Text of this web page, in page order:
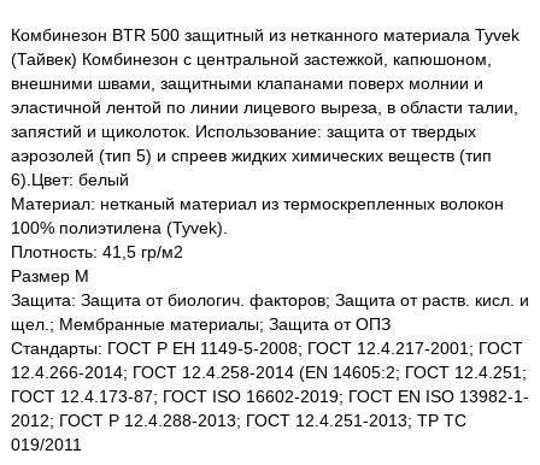
Комбинезон BTR 500 защитный из нетканного материала Tyvek
(Тайвек) Комбинезон с центральной застежкой, капюшоном,
внешними швами, защитными клапанами поверх молнии и
эластичной лентой по линии лицевого выреза, в области талии,
запястий и щиколоток. Использование: защита от твердых
аэрозолей (тип 5) и спреев жидких химических веществ (тип
6).Цвет: белый
Материал: нетканый материал из термоскрепленных волокон
100% полиэтилена (Tyvek).
Плотность: 41,5 гр/м2
Размер M
Защита: Защита от биологич. факторов; Защита от раств. кисл. и
щел.; Мембранные материалы; Защита от ОПЗ
Стандарты: ГОСТ Р ЕН 1149-5-2008; ГОСТ 12.4.217-2001; ГОСТ
12.4.266-2014; ГОСТ 12.4.258-2014 (EN 14605:2; ГОСТ 12.4.251;
ГОСТ 12.4.173-87; ГОСТ ISO 16602-2019; ГОСТ EN ISO 13982-1-
2012; ГОСТ Р 12.4.288-2013; ГОСТ 12.4.251-2013; ТР ТС
019/2011